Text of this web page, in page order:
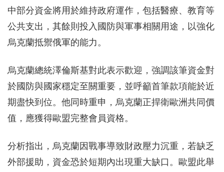
中部分資金將用於維持政府運作，包括醫療、教育等
公共支出，其餘則投入國防與軍事相關用途，以強化
烏克蘭抵禦俄軍的能力。
烏克蘭總統澤倫斯基對此表示歡迎，強調該筆資金對
於國防與國家穩定至關重要，並呼籲首筆款項能於近
期盡快到位。他同時重申，烏克蘭正捍衛歐洲共同價
值，應獲得歐盟完整會員資格。
分析指出，烏克蘭因戰事導致財政壓力沉重，若缺乏
外部援助，資金恐於短期內出現重大缺口。歐盟此舉